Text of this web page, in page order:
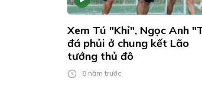
Xem Tú "Khỉ", Ngọc Anh
đá phủi ở chung kết Lão
tướng thủ đô
8 năm trước